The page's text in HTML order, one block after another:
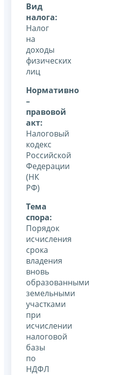
Вид
налога:
Налог
на
доходы
физических
лиц
Нормативно
–
правовой
акт:
Налоговый
кодекс
Российской
Федерации
(НК
РФ)
Тема
спора:
Порядок
исчисления
срока
владения
вновь
образованными
земельными
участками
при
исчислении
налоговой
базы
по
НДФЛ